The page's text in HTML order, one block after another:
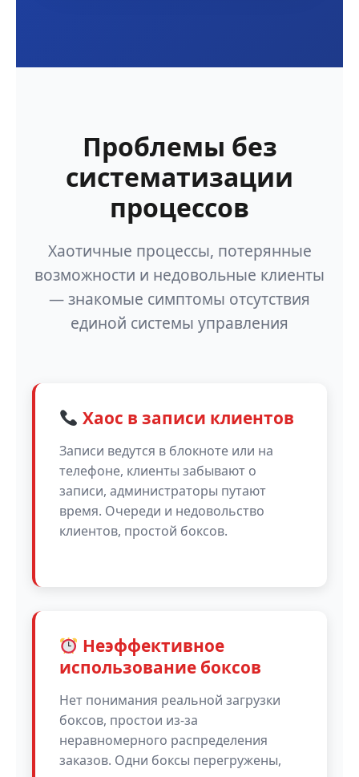
Проблемы без
систематизации
процессов
Хаотичные процессы, потерянные
возможности и недовольные клиенты
— знакомые симптомы отсутствия
единой системы управления
Хаос в записи клиентов
Записи ведутся в блокноте или на
телефоне, клиенты забывают о
записи, администраторы путают
время. Очереди и недовольство
клиентов, простой боксов.
Неэффективное
использование боксов
Нет понимания реальной загрузки
боксов, простои из-за
неравномерного распределения
заказов. Одни боксы перегружены,